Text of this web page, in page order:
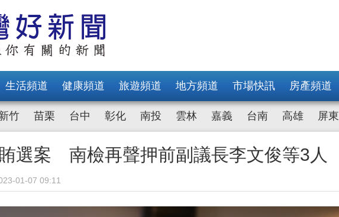
生活頻道 健康頻道 旅遊頻道 地方頻道 市場快訊 房產頻道
竹 苗栗 台中 彰化 南投 雲林 嘉義 台南 高雄 屏東
選案 南檢再聲押前副議長李文俊等3人
01-07 09:11